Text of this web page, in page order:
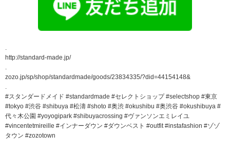
http://standard-made.jp/
zozo.jp/sp/shop/standardmade/goods/23834335/?did=44154148&
#スタンダードメイド #standardmade #セレクトショップ #selectshop #東京
#tokyo #渋谷 #shibuya #松濤 #shoto #奥渋 #okushibu #奥渋谷 #okushibuya #
代々木公園 #yoyogipark #shibuyacrossing #ヴァンソンエミレイユ
#vincentetmireille #インナーダウン #ダウンベスト #outfit #instafashion #ゾゾ
タウン #zozotown